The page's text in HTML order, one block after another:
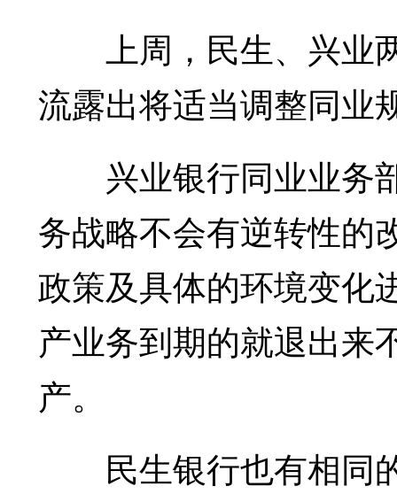
上周，民生、兴业
流露出将适当调整同业
兴业银行同业业务
务战略不会有逆转性的
政策及具体的环境变化
产业务到期的就退出来
产。
民生银行也有相同的